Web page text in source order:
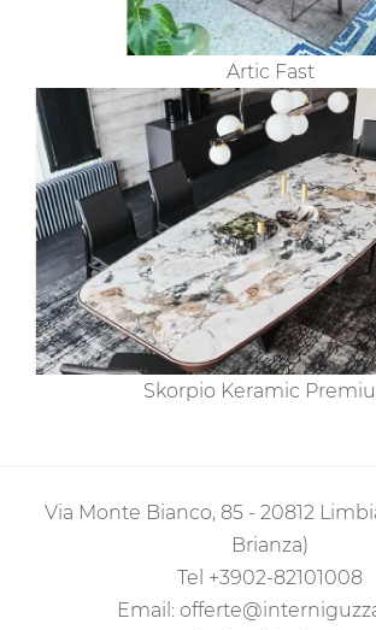
Artic Fast
Skorpio Keramic
Via Monte Bianco, 85 - 20812
Brianza)
Tel +3902-82101008
Email: